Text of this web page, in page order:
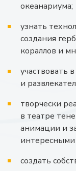
океанариума;
узнать
создания
кораллов и
участвовать
и
творчески
в театре
анимации и
создать